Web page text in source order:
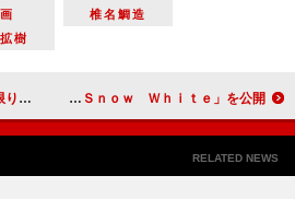
椎名鯛造
樹
しみ」 Ｔｈｅ Ｂｒｏｗ Ｂｅａｔが見せる新境地 新曲「Ｓｎｏｗ Ｗｈｉｔｅ」を公開
RELATED NEWS